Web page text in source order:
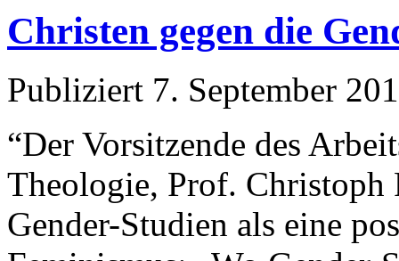
Christen gegen die
Publiziert 7. September
“Der Vorsitzende des
Theologie, Prof. Christoph
Gender-Studien als eine